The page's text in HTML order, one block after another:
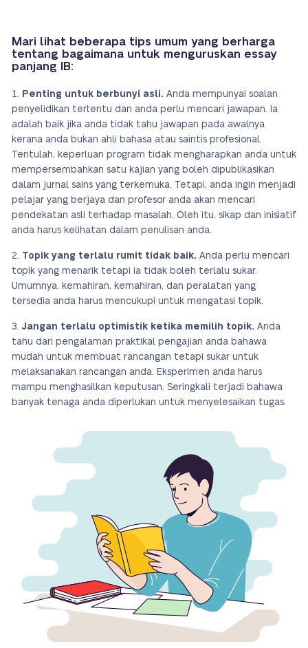
Mari lihat beberapa tips umum yang berharga
tentang bagaimana untuk menguruskan essay
panjang IB:
Penting untuk berbunyi asli. Anda mempunyai soalan
penyelidikan tertentu dan anda perlu mencari jawapan. Ia
adalah baik jika anda tidak tahu jawapan pada awalnya
kerana anda bukan ahli bahasa atau saintis profesional.
Tentulah, keperluan program tidak mengharapkan anda untuk
mempersembahkan satu kajian yang boleh dipublikasikan
dalam jurnal sains yang terkemuka. Tetapi, anda ingin menjadi
pelajar yang berjaya dan profesor anda akan mencari
pendekatan asli terhadap masalah. Oleh itu, sikap dan inisiatif
anda harus kelihatan dalam penulisan anda.
Topik yang terlalu rumit tidak baik. Anda perlu mencari
topik yang menarik tetapi ia tidak boleh terlalu sukar.
Umumnya, kemahiran, kemahiran, dan peralatan yang
tersedia anda harus mencukupi untuk mengatasi topik.
Jangan terlalu optimistik ketika memilih topik. Anda
tahu dari pengalaman praktikal pengajian anda bahawa
mudah untuk membuat rancangan tetapi sukar untuk
melaksanakan rancangan anda. Eksperimen anda harus
mampu menghasilkan keputusan. Seringkali terjadi bahawa
banyak tenaga anda diperlukan untuk menyelesaikan tugas.